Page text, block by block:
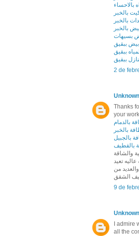
بالخبر
بالخبر
بالخبر
بسيهات
ببقيق
ببقيق
ببقيق
2 de
Unknown
Thanks
your
بالدمام
بالخبر
بالجبيل
بالقطيف
والشاقة
تعيد
من
الشقق
9 de
Unknown
I
all the